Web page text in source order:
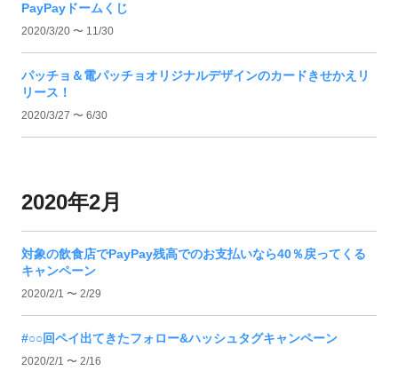
PayPayドームくじ
2020/3/20 〜 11/30
パッチョ＆電パッチョオリジナルデザインのカードきせかえリ
リース！
2020/3/27 〜 6/30
2020年2月
対象の飲食店でPayPay残高でのお支払いなら40％戻ってくる
キャンペーン
2020/2/1 〜 2/29
#○○回ペイ出てきたフォロー&ハッシュタグキャンペーン
2020/2/1 〜 2/16